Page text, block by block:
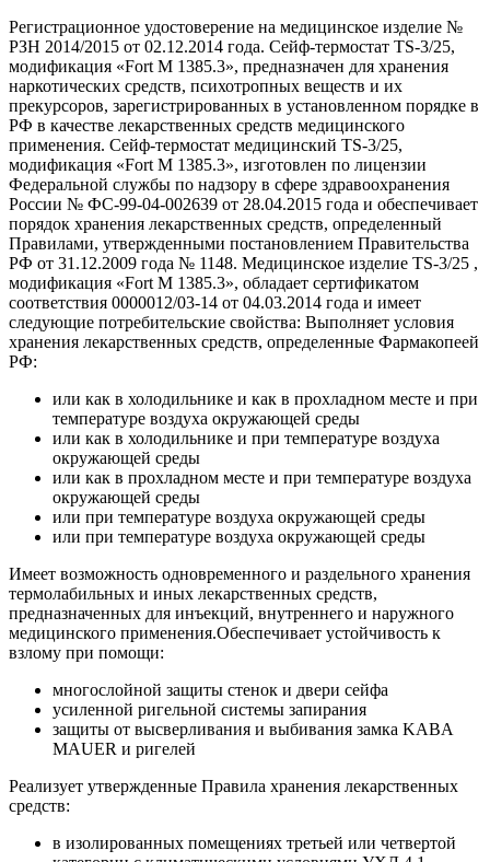
Регистрационное удостоверение на медицинское изделие №
РЗН 2014/2015 от 02.12.2014 года. Сейф-термостат TS-3/25,
модификация «Fort М 1385.3», предназначен для хранения
наркотических средств, психотропных веществ и их
прекурсоров, зарегистрированных в установленном порядке в
РФ в качестве лекарственных средств медицинского
применения. Сейф-термостат медицинский TS-3/25,
модификация «Fort М 1385.3», изготовлен по лицензии
Федеральной службы по надзору в сфере здравоохранения
России № ФС-99-04-002639 от 28.04.2015 года и обеспечивает
порядок хранения лекарственных средств, определенный
Правилами, утвержденными постановлением Правительства
РФ от 31.12.2009 года № 1148. Медицинское изделие TS-3/25 ,
модификация «Fort М 1385.3», обладает сертификатом
соответствия 0000012/03-14 от 04.03.2014 года и имеет
следующие потребительские свойства: Выполняет условия
хранения лекарственных средств, определенные Фармакопеей
РФ:
или как в холодильнике и как в прохладном месте и при
температуре воздуха окружающей среды
или как в холодильнике и при температуре воздуха
окружающей среды
или как в прохладном месте и при температуре воздуха
окружающей среды
или при температуре воздуха окружающей среды
или при температуре воздуха окружающей среды
Имеет возможность одновременного и раздельного хранения
термолабильных и иных лекарственных средств,
предназначенных для инъекций, внутреннего и наружного
медицинского применения.Обеспечивает устойчивость к
взлому при помощи:
многослойной защиты стенок и двери сейфа
усиленной ригельной системы запирания
защиты от высверливания и выбивания замка KABA
MAUER и ригелей
Реализует утвержденные Правила хранения лекарственных
средств:
в изолированных помещениях третьей или четвертой